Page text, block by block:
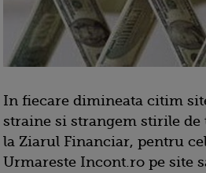
In fiecare dimineata citim
straine si strangem stirile de
la Ziarul Financiar, pentru
Urmareste Incont.ro pe site